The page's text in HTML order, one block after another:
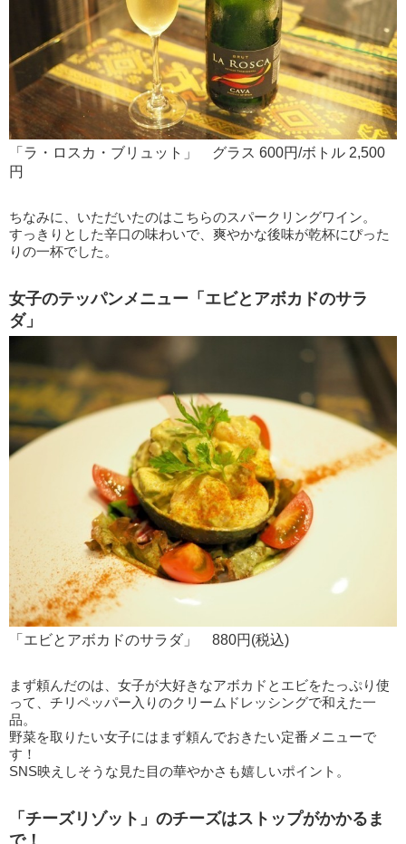
「ラ・ロスカ・ブリュット」 グラス 600円/ボトル 2,500
円
ちなみに、いただいたのはこちらのスパークリングワイン。
すっきりとした辛口の味わいで、爽やかな後味が乾杯にぴった
りの一杯でした。
女子のテッパンメニュー「エビとアボカドのサラ
ダ」
「エビとアボカドのサラダ」 880円(税込)
まず頼んだのは、女子が大好きなアボカドとエビをたっぷり使
って、チリペッパー入りのクリームドレッシングで和えた一
品。
野菜を取りたい女子にはまず頼んでおきたい定番メニューで
す！
SNS映えしそうな見た目の華やかさも嬉しいポイント。
「チーズリゾット」のチーズはストップがかかるま